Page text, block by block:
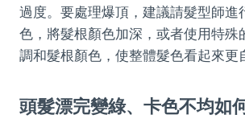
過度。要處理爆頂，建議請髮型師進
色，將髮根顏色加深，或者使用特殊
調和髮根顏色，使整體髮色看起來更
頭髮漂完變綠、卡色不均如